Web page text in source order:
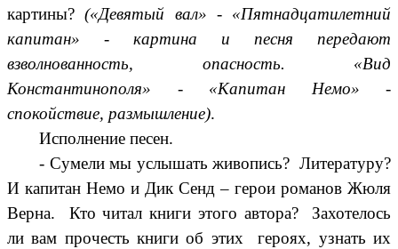
картины?(«Девятый вал» - «Пятнадцатилетний
капитан» - картина и песня передают
взволнованность, опасность. «Вид
Константинополя» - «Капитан Немо» -
спокойствие, размышление).
Исполнение песен.
- Сумели мы услышать живопись? Литературу?
И капитан Немо и Дик Сенд – герои романов Жюля
Верна. Кто читал книги этого автора? Захотелось
ли вам прочесть книги об этих героях, узнать их